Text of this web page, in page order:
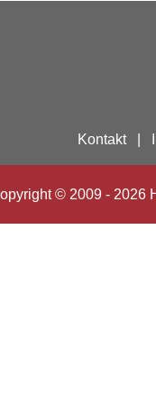
Kontakt|
© 2009 - 2026